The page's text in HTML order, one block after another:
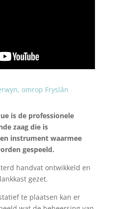
omrop Fryslân
is de professionele
zaag die is
instrument waarmee
gespeeld.
handvat ontwikkeld en
gezet.
te plaatsen kan er